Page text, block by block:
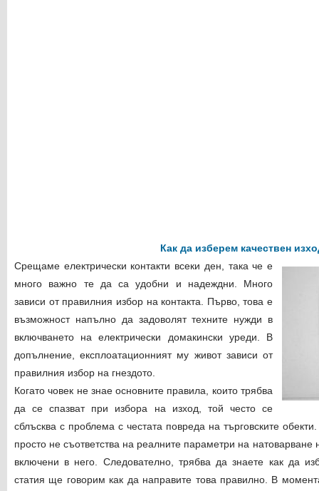
Как да изберем качествен
Срещаме електрически контакти всеки ден, така че е
много важно те да са удобни и надеждни. Много
зависи от правилния избор на контакта. Първо, това е
възможност напълно да задоволят техните нужди в
включването на електрически домакински уреди. В
допълнение, експлоатационният му живот зависи от
правилния избор на гнездото.
Когато човек не знае основните правила, които трябва
да се спазват при избора на изход, той често се
сблъсква с проблема с честата повреда на търговските
просто не съответства на реалните параметри на натоварване
включени в него. Следователно, трябва да знаете как да
статия ще говорим как да направите това правилно. В